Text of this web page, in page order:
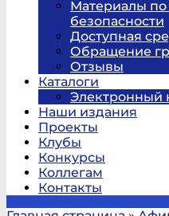
Материалы по
безопасности
Доступная
Обращение
Отзывы
Каталоги
Электронный
Наши издания
Проекты
Клубы
Конкурсы
Коллегам
Контакты